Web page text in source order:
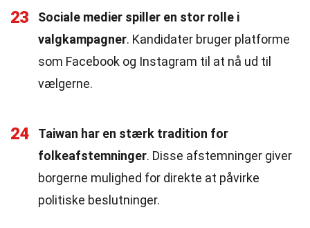
23
Sociale medier spiller en stor rolle i
valgkampagner. Kandidater bruger platforme
som Facebook og Instagram til at nå ud til
vælgerne.
24
Taiwan har en stærk tradition for
folkeafstemninger. Disse afstemninger giver
borgerne mulighed for direkte at påvirke
politiske beslutninger.